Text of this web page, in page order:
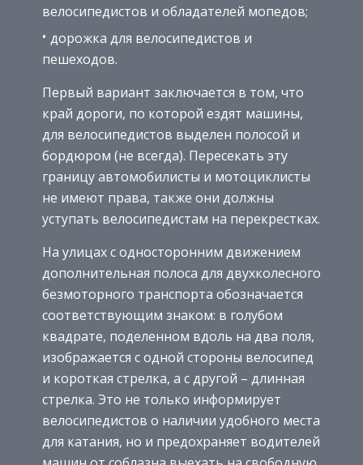
велосипедистов и обладателей мопедов;
дорожка для велосипедистов и
пешеходов.
Первый вариант заключается в том, что
край дороги, по которой ездят машины,
для велосипедистов выделен полосой и
бордюром (не всегда). Пересекать эту
границу автомобилисты и мотоциклисты
не имеют права, также они должны
уступать велосипедистам на перекрестках.
На улицах с односторонним движением
дополнительная полоса для двухколесного
безмоторного транспорта обозначается
соответствующим знаком: в голубом
квадрате, поделенном вдоль на два поля,
изображается с одной стороны велосипед
и короткая стрелка, а с другой – длинная
стрелка. Это не только информирует
велосипедистов о наличии удобного места
для катания, но и предохраняет водителей